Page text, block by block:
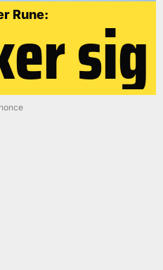
Rune: sig